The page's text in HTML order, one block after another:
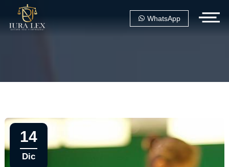
WhatsApp
14
Dic